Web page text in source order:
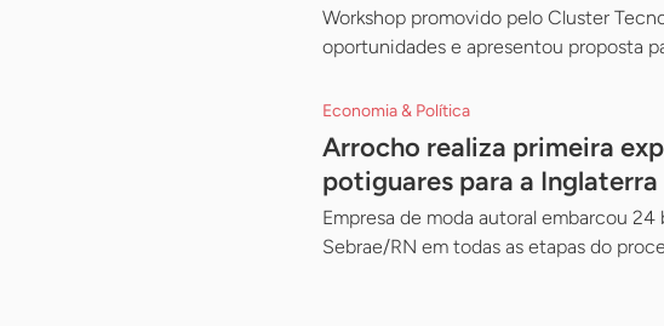
Workshop promovido pelo Cluster
oportunidades e apresentou proposta
Economia & Política
Arrocho realiza primeira
potiguares para a Inglaterra
Empresa de moda autoral embarcou
Sebrae/RN em todas as etapas do